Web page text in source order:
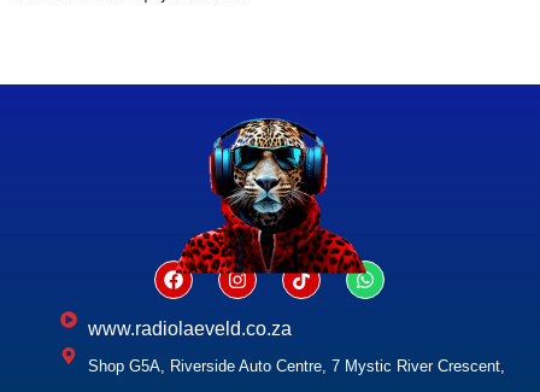
www.radiolaeveld.co.za
Shop G5A, Riverside Auto Centre, 7 Mystic River Crescent,